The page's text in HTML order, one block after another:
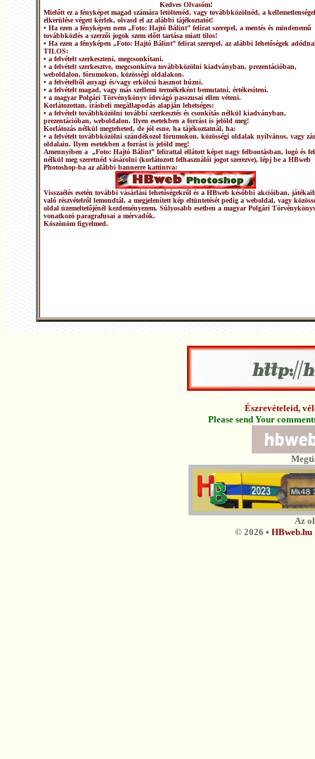
Kedves Olvasóm!
Mielőtt ez a fényképet magad számára letöltenéd, vagy továbbközölnéd, a
elkerülése végett kérlek, olvasd el az alábbi tájékoztatót!
• Ha ezen a fényképen nem „Foto: Hajtó Bálint” felirat szerepel, a mentés és mindenemű
továbbközlés a szerzői jogok szem előtt tartása miatt tilos!
• Ha ezen a fényképen „Foto: Hajtó Bálint” felirat szerepel, az alábbi lehetőségek
TILOS:
• a felvételt szerkeszteni, megcsonkítani.
• a felvételt szerkesztve, megcsonkítva továbbközölni kiadványban, prezentációban,
weboldalon, fórumokon, közösségi oldalakon.
• a felvételből anyagi és/vagy erkölcsi hasznot húzni.
• a felvételt magad, vagy más szellemi termékeként bemutatni, értékesíteni.
• a magyar Polgári Törvénykönyv idevágó passzusai ellen véteni.
Korlátozottan, írásbeli megállapodás alapján lehetséges:
• a felvételt továbbközölni további szerkesztés és csonkítás nélkül kiadványban,
prezentációban, weboldalon. Ilyen esetekben a forrást is jelöld meg!
Korlátozás nélkül megteheted, de jól esne, ha tájékoztatnál, ha:
• a felvételt továbbközölni szándékozol fórumokon, közösségi oldalak nyílvános, vagy
oldalain. Ilyen esetekben a forrást is jelöld meg!
Amennyiben a „Foto: Hajtó Bálint” felirattal ellátott képet nagy felbontásban, logó és
nélkül meg szeretnéd vásárolni (korlátozott felhasználói jogot szerezve), lépj be a HBweb
Photoshop-ba az alábbi bannerre kattintva:
Visszaélés esetén további vásárlási lehetőségekről és a HBweb későbbi akcióiban,
való részvételről lemondtál, a megjelenített kép eltüntetését pedig a weboldal, vagy
oldal üzemeltetőjénél kezdeményezem. Súlyosabb esetben a magyar Polgári
vonatkozó paragrafusai a mérvadók.
Köszönöm figyelmed.
Észrevételeid,
Please send Your
Az
© 2026 •HBweb.hu